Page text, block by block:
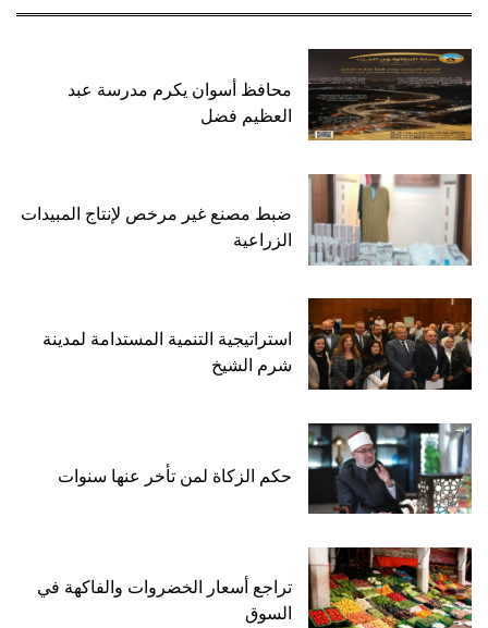
محافظ أسوان يكرم مدرسة عبد
العظيم فضل
ضبط مصنع غير مرخص لإنتاج المبيدات
الزراعية
استراتيجية التنمية المستدامة لمدينة
شرم الشيخ
حكم الزكاة لمن تأخر عنها سنوات
تراجع أسعار الخضروات والفاكهة في
السوق